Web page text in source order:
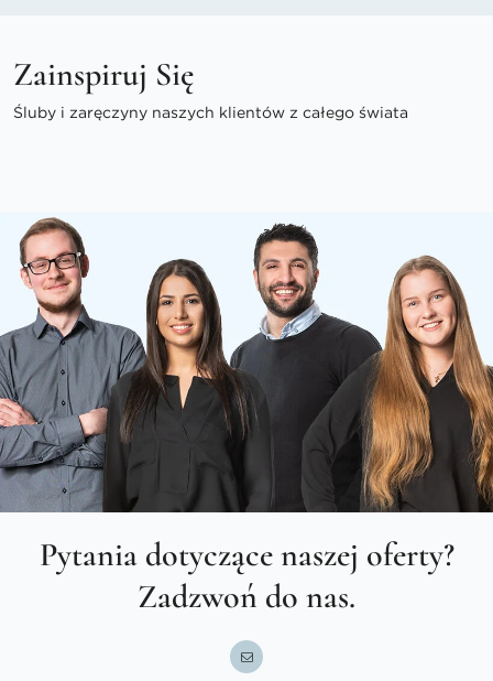
Zainspiruj Się
Śluby i zaręczyny naszych klientów z całego świata
Pytania dotyczące naszej oferty?
Zadzwoń do nas.